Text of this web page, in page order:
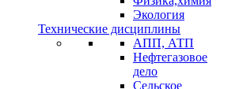
Экология
Технические дисциплины
АПП, АТП
Нефтегазовое
дело
Сельское